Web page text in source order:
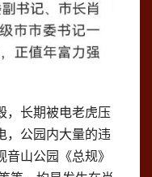
长期被电老虎压
，公园内大量的违
山公园《总规》